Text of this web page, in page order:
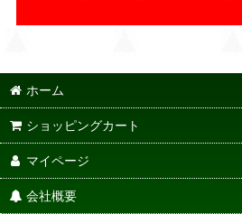
ホーム
ショッピングカート
マイページ
会社概要